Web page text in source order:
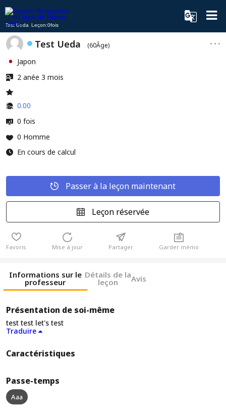
Test Ueda Leçon:0fois
Test Ueda (60Âge)
Japon
2 anée 3 mois
0.00
0 fois
0 Homme
En cours de calcul
Passer à la leçon maintenant
Leçon réservée
Favoris Mise à jour Partager Garder mémo
Informations sur le
professeur
Détails de la
leçon Avis
Présentation de soi-même
test test let's test
Traduire
Caractéristiques
Passe-temps
Aaa